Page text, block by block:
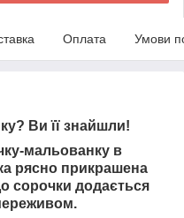
Оплата Умови
Ви її знайшли!
мальованку в
рясно прикрашена
сорочки додається